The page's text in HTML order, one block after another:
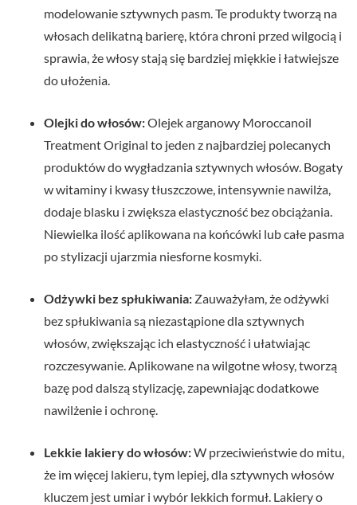
modelowanie sztywnych pasm. Te produkty tworzą na
włosach delikatną barierę, która chroni przed wilgocią i
sprawia, że włosy stają się bardziej miękkie i łatwiejsze
do ułożenia.
Olejki do włosów:Olejek arganowy Moroccanoil
Treatment Original to jeden z najbardziej polecanych
produktów do wygładzania sztywnych włosów. Bogaty
w witaminy i kwasy tłuszczowe, intensywnie nawilża,
dodaje blasku i zwiększa elastyczność bez obciążania.
Niewielka ilość aplikowana na końcówki lub całe pasma
po stylizacji ujarzmia niesforne kosmyki.
Odżywki bez spłukiwania: Zauważyłam, że odżywki
bez spłukiwania są niezastąpione dla sztywnych
włosów, zwiększając ich elastyczność i ułatwiając
rozczesywanie. Aplikowane na wilgotne włosy, tworzą
bazę pod dalszą stylizację, zapewniając dodatkowe
nawilżenie i ochronę.
Lekkie lakiery do włosów:W przeciwieństwie do mitu,
że im więcej lakieru, tym lepiej, dla sztywnych włosów
kluczem jest umiar i wybór lekkich formuł. Lakiery o